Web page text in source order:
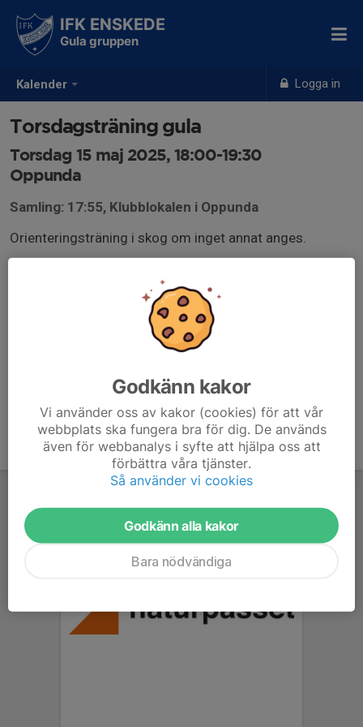
Kalender Logga in
IFK ENSKEDE
Gula gruppen
Torsdagsträning gula
Torsdag 15 maj 2025, 18:00-19:30
Oppunda
Samling: 17:55, Klubblokalen i Oppunda
Orienteringsträning i skog om inget annat anges.
Godkänn kakor
Vi använder oss av kakor (cookies) för att vår
webbplats ska fungera bra för dig. De används
även för webbanalys i syfte att hjälpa oss att
förbättra våra tjänster.
Så använder vi cookies
Godkänn alla kakor
Bara nödvändiga